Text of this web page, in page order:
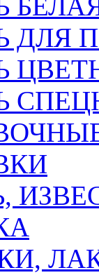
ДЛЯ